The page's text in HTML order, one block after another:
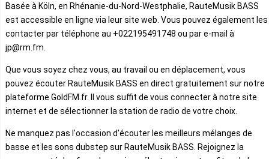
Basée à Köln, en Rhénanie-du-Nord-Westphalie, RauteMusik BASS
est accessible en ligne via leur site web. Vous pouvez également les
contacter par téléphone au +022195491748 ou par e-mail à
jp@rm.fm.
Que vous soyez chez vous, au travail ou en déplacement, vous
pouvez écouter RauteMusik BASS en direct gratuitement sur notre
plateforme GoldFM.fr. Il vous suffit de vous connecter à notre site
internet et de sélectionner la station de radio de votre choix.
Ne manquez pas l'occasion d'écouter les meilleurs mélanges de
basse et les sons dubstep sur RauteMusik BASS. Rejoignez la